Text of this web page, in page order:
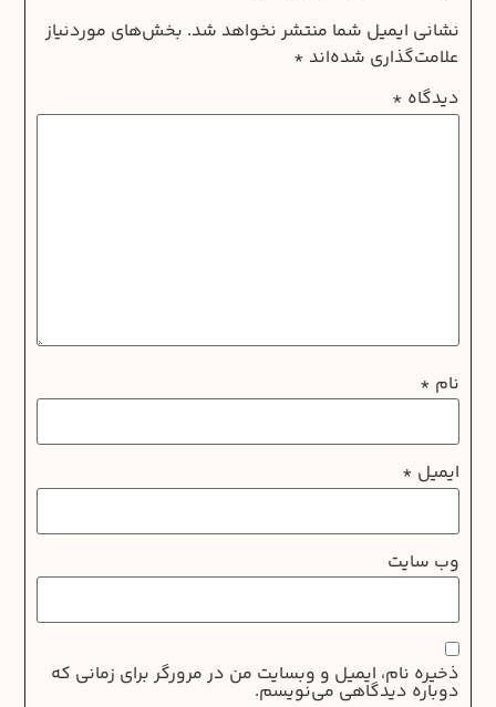
نشانی ایمیل شما منتشر نخواهد شد. بخش‌های موردنیاز
علامت‌گذاری شده‌اند *
دیدگاه *
نام *
ایمیل *
وب‌ سایت
ذخیره نام، ایمیل و وبسایت من در مرورگر برای زمانی که
دوباره دیدگاهی می‌نویسم.